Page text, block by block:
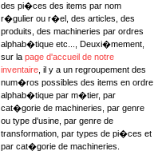
des pi�ces des items par nom
r�gulier ou r�el, des articles, des
produits, des machineries par ordres
alphab�tique etc..., Deuxi�mement,
sur la page d'accueil de notre
inventaire , il y a un regroupement des
num�ros possibles des items en ordre
alphab�tique par m�tier, par
cat�gorie de machineries, par genre
ou type d'usine, par genre de
transformation, par types de pi�ces et
par cat�gorie de machineries.